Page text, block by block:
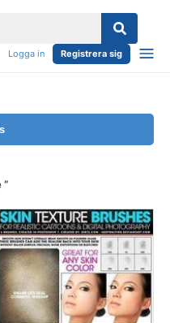
Logga in Registrera sig